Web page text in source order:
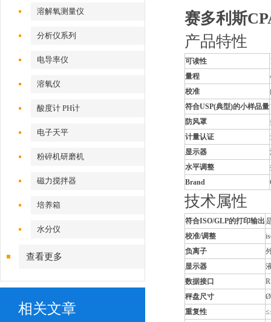
溶解氧测量仪
分析仪系列
电导率仪
溶氧仪
酸度计 PH计
电子天平
粉碎机研磨机
磁力搅拌器
培养箱
水分仪
查看更多
相关文章
赛多利斯
产品特性
可读性
量程
校准
符合USP(典型)的小样品量
防风罩
计量认证
显示器
水平调整
Brand
技术属性
符合ISO/GLP的打印输出
校准/调整
负离子
显示器
数据接口
秤盘尺寸
Ø
重复性